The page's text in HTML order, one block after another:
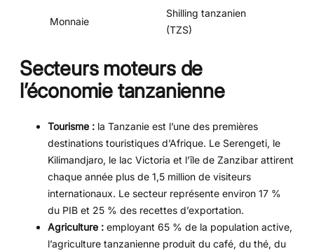
Monnaie
Shilling tanzanien
(TZS)
Secteurs moteurs de
l’économie tanzanienne
Tourisme : la Tanzanie est l’une des premières
destinations touristiques d’Afrique. Le Serengeti, le
Kilimandjaro, le lac Victoria et l’île de Zanzibar attirent
chaque année plus de 1,5 million de visiteurs
internationaux. Le secteur représente environ 17 %
du PIB et 25 % des recettes d’exportation.
Agriculture : employant 65 % de la population active,
l’agriculture tanzanienne produit du café, du thé, du